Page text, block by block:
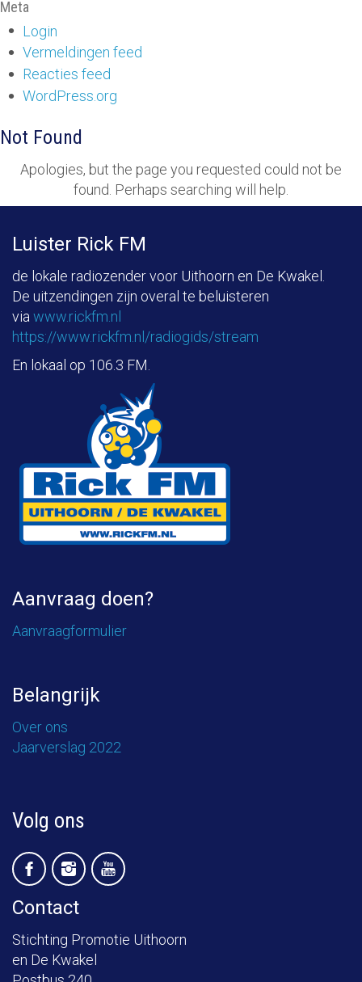
Meta
Login
Vermeldingen feed
Reacties feed
WordPress.org
Not Found
Apologies, but the page you requested could not be
found. Perhaps searching will help.
Luister Rick FM
de lokale radiozender voor Uithoorn en De Kwakel.
De uitzendingen zijn overal te beluisteren
via www.rickfm.nl
https://www.rickfm.nl/radiogids/stream
En lokaal op 106.3 FM.
Aanvraag doen?
Aanvraagformulier
Belangrijk
Over ons
Jaarverslag 2022
Volg ons
Contact
Stichting Promotie Uithoorn
en De Kwakel